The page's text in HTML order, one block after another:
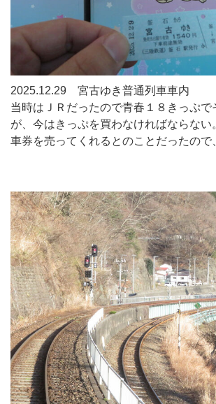
2025.12.29 宮古ゆき普通列車車内
当時はＪＲだったので青春１８きっぷで
が、今はきっぷを買わなければならない
車券を売ってくれるとのことだったので